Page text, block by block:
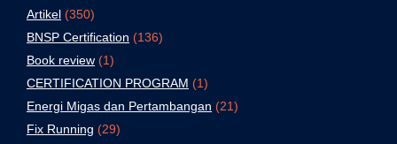
Artikel (350)
BNSP Certification (136)
Book review (1)
CERTIFICATION PROGRAM (1)
Energi Migas dan Pertambangan (21)
Fix Running (29)